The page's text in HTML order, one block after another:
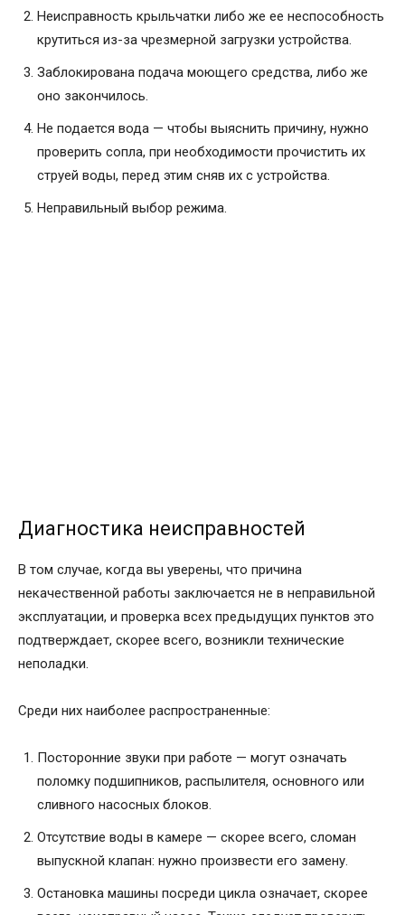
Неисправность крыльчатки либо же ее неспособность
крутиться из-за чрезмерной загрузки устройства.
Заблокирована подача моющего средства, либо же
оно закончилось.
Не подается вода — чтобы выяснить причину, нужно
проверить сопла, при необходимости прочистить их
струей воды, перед этим сняв их с устройства.
Неправильный выбор режима.
Диагностика неисправностей
В том случае, когда вы уверены, что причина
некачественной работы заключается не в неправильной
эксплуатации, и проверка всех предыдущих пунктов это
подтверждает, скорее всего, возникли технические
неполадки.
Среди них наиболее распространенные:
Посторонние звуки при работе — могут означать
поломку подшипников, распылителя, основного или
сливного насосных блоков.
Отсутствие воды в камере — скорее всего, сломан
выпускной клапан: нужно произвести его замену.
Остановка машины посреди цикла означает, скорее